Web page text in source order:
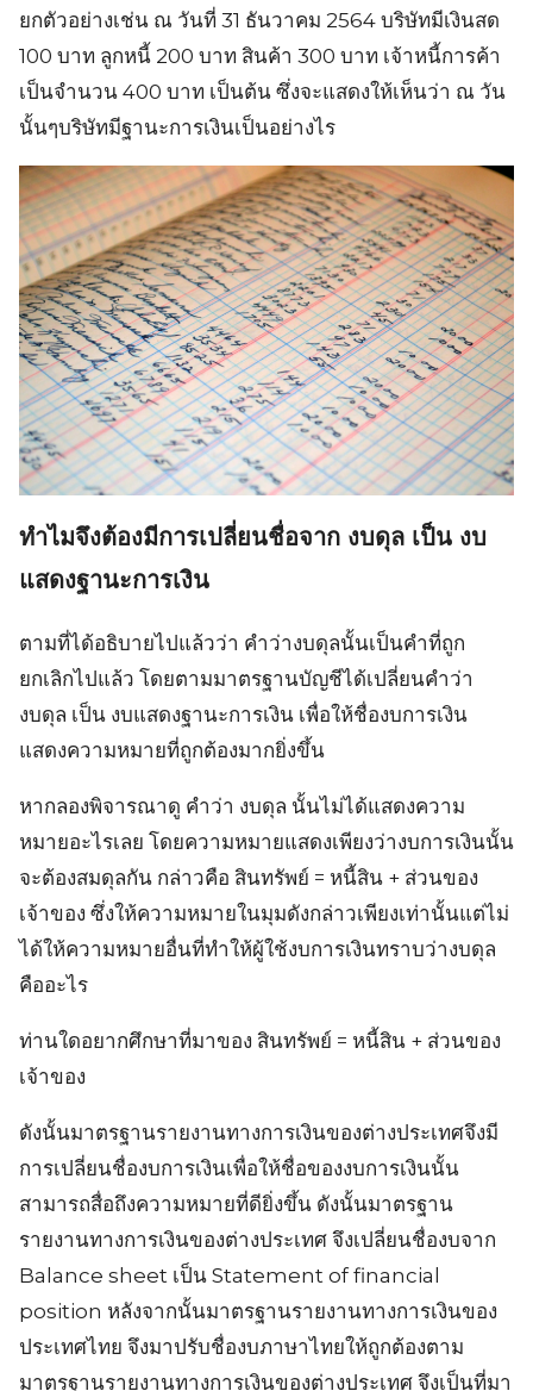
ยกตัวอย่างเช่น ณ วันที่ 31 ธันวาคม 2564 บริษัทมีเงินสด
100 บาท ลูกหนี้ 200 บาท สินค้า 300 บาท เจ้าหนี้การค้า
เป็นจำนวน 400 บาท เป็นต้น ซึ่งจะแสดงให้เห็นว่า ณ วัน
นั้นๆบริษัทมีฐานะการเงินเป็นอย่างไร
ทำไมจึงต้องมีการเปลี่ยนชื่อจาก งบดุล เป็น งบ
แสดงฐานะการเงิน
ตามที่ได้อธิบายไปแล้วว่า คำว่างบดุลนั้นเป็นคำที่ถูก
ยกเลิกไปแล้ว โดยตามมาตรฐานบัญชีได้เปลี่ยนคำว่า
งบดุล เป็น งบแสดงฐานะการเงิน เพื่อให้ชื่องบการเงิน
แสดงความหมายที่ถูกต้องมากยิ่งขึ้น
หากลองพิจารณาดู คำว่า งบดุล นั้นไม่ได้แสดงความ
หมายอะไรเลย โดยความหมายแสดงเพียงว่างบการเงินนั้น
จะต้องสมดุลกัน กล่าวคือ สินทรัพย์ = หนี้สิน + ส่วนของ
เจ้าของ ซึ่งให้ความหมายในมุมดังกล่าวเพียงเท่านั้นแต่ไม่
ได้ให้ความหมายอื่นที่ทำให้ผู้ใช้งบการเงินทราบว่างบดุล
คืออะไร
ท่านใดอยากศึกษาที่มาของ สินทรัพย์ = หนี้สิน + ส่วนของ
เจ้าของ
ดังนั้นมาตรฐานรายงานทางการเงินของต่างประเทศจึงมี
การเปลี่ยนชื่องบการเงินเพื่อให้ชื่อของงบการเงินนั้น
สามารถสื่อถึงความหมายที่ดียิ่งขึ้น ดังนั้นมาตรฐาน
รายงานทางการเงินของต่างประเทศ จึงเปลี่ยนชื่องบจาก
Balance sheet เป็น Statement of financial
position หลังจากนั้นมาตรฐานรายงานทางการเงินของ
ประเทศไทย จึงมาปรับชื่องบภาษาไทยให้ถูกต้องตาม
มาตรฐานรายงานทางการเงินของต่างประเทศ จึงเป็นที่มา